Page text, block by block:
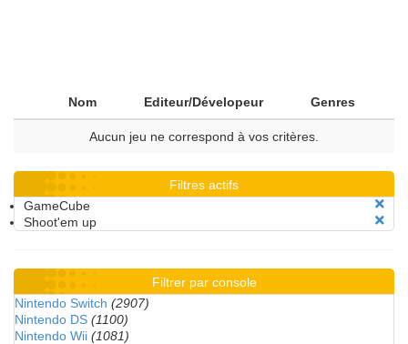
Nom Editeur/Dévelopeur Genres
Aucun jeu ne correspond à vos critères.
Filtres actifs
GameCube
Shoot'em up
Filtrer par console
Nintendo Switch (2907)
Nintendo DS (1100)
Nintendo Wii (1081)